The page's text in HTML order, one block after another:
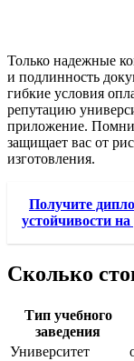
Только надежные
и подлинность
гибкие условия
репутацию
приложение.
защищает вас от
изготовления.
Получите
устойчивости
Сколько
Тип учебного
заведения
Университет